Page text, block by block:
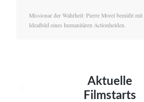
Missionar der Wahrheit: Pierre Morel bemüht mit
Idealbild eines humanitären Actionhelden.
Aktuelle
Filmstarts